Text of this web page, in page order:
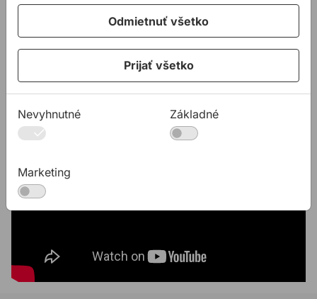
Videá
Odmietnuť všetko
Prijať všetko
Nevyhnutné Základné
Marketing